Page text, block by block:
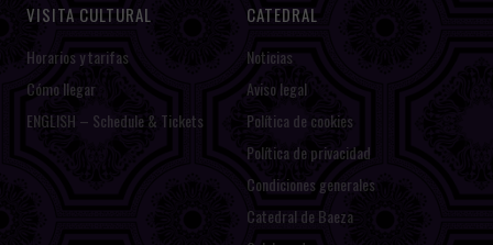
VISITA CULTURAL
Horarios y tarifas
Cómo llegar
ENGLISH – Schedule & Tickets
CATEDRAL
Noticias
Aviso legal
Política de cookies
Política de privacidad
Condiciones generales
Catedral de Baeza